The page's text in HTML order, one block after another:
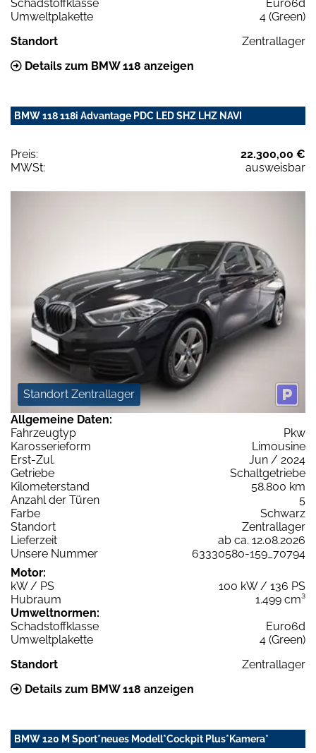
Schadstoffklasse
Euro6d
Umweltplakette
4 (Green)
Standort
Zentrallager
Details zum BMW 118 anzeigen
BMW 118 118i Advantage PDC LED SHZ LHZ NAVI
Preis:
22.300,00 €
MWSt:
ausweisbar
Standort Zentrallager
Allgemeine Daten:
Fahrzeugtyp
Pkw
Karosserieform
Limousine
Erst-Zul.
Jun / 2024
Getriebe
Schaltgetriebe
Kilometerstand
58.800 km
Anzahl der Türen
5
Farbe
Schwarz
Standort
Zentrallager
Lieferzeit
ab ca. 12.08.2026
Unsere Nummer
63330580-159_70794
Motor:
kW / PS
100 kW / 136 PS
Hubraum
1.499 cm³
Umweltnormen:
Schadstoffklasse
Euro6d
Umweltplakette
4 (Green)
Standort
Zentrallager
Details zum BMW 118 anzeigen
BMW 120 M Sport*neues Modell*Cockpit Plus*Kamera*